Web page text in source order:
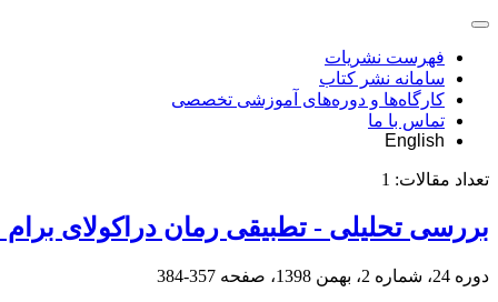
فهرست نشریات
سامانه نشر کتاب
کارگاه‌ها و دوره‌های آموزشی تخصصی
تماس با ما
English
تعداد مقالات: 1
بررسی تحلیلی - تطبیقی رمان دراکولای
دوره 24، شماره 2، بهمن 1398، صفحه 357-384